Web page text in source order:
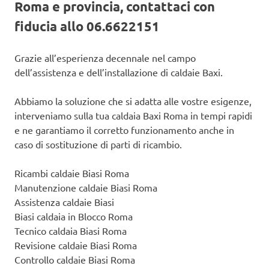
Roma e provincia, contattaci con
fiducia allo 06.6622151
Grazie all’esperienza decennale nel campo
dell’assistenza e dell’installazione di caldaie Baxi.
Abbiamo la soluzione che si adatta alle vostre esigenze,
interveniamo sulla tua caldaia Baxi Roma in tempi rapidi
e ne garantiamo il corretto funzionamento anche in
caso di sostituzione di parti di ricambio.
Ricambi caldaie Biasi Roma
Manutenzione caldaie Biasi Roma
Assistenza caldaie Biasi
Biasi caldaia in Blocco Roma
Tecnico caldaia Biasi Roma
Revisione caldaie Biasi Roma
Controllo caldaie Biasi Roma